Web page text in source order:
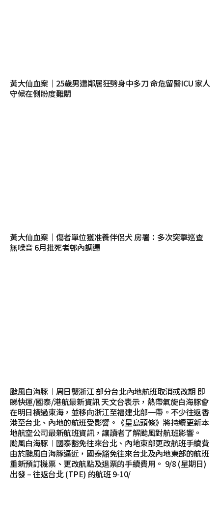
黃大仙血案｜25歲男遭鄰居狂劈身中多刀 命危留醫ICU 家人
守候在側盼度難關
黃大仙血案｜傷者單位獲准養伴侶犬 房署：多次突擊巡查
無噪音 6月批死者邨內調遷
颱風白海豚︱周日襲浙江 部分台北內地航班取消或改期 即
睇快運/國泰/港航最新資訊 天文台表示，熱帶氣旋白海豚會
在明日橫過東海，並移向浙江至福建北部一帶。不少往返香
港至台北、內地的航班受影響。《星島頭條》將持續更新本
地航空公司最新航班資訊，讓讀者了解颱風對航班影響。
颱風白海豚︱國泰豁免往來台北、內地東部更改航班手續費
由於颱風白海豚逼近，國泰豁免往來台北及內地東部的航班
重新預訂機票、更改航點及退票的手續費用。 9/8 (星期日)
出發 – 往返台北 (TPE) 的航班 9-10/